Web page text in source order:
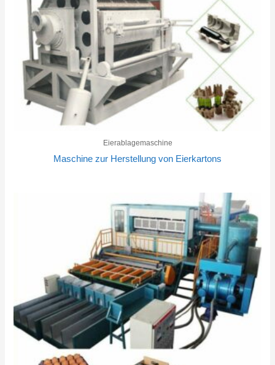
Eierablagemaschine
Maschine zur Herstellung von Eierkartons